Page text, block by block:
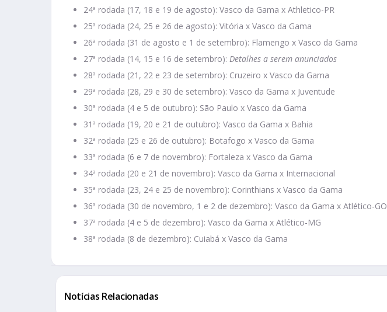
24ª rodada (17, 18 e 19 de agosto): Vasco da Gama x Athletico-PR
25ª rodada (24, 25 e 26 de agosto): Vitória x Vasco da Gama
26ª rodada (31 de agosto e 1 de setembro): Flamengo x Vasco da Gama
27ª rodada (14, 15 e 16 de setembro): Detalhes a serem anunciados
28ª rodada (21, 22 e 23 de setembro): Cruzeiro x Vasco da Gama
29ª rodada (28, 29 e 30 de setembro): Vasco da Gama x Juventude
30ª rodada (4 e 5 de outubro): São Paulo x Vasco da Gama
31ª rodada (19, 20 e 21 de outubro): Vasco da Gama x Bahia
32ª rodada (25 e 26 de outubro): Botafogo x Vasco da Gama
33ª rodada (6 e 7 de novembro): Fortaleza x Vasco da Gama
34ª rodada (20 e 21 de novembro): Vasco da Gama x Internacional
35ª rodada (23, 24 e 25 de novembro): Corinthians x Vasco da Gama
36ª rodada (30 de novembro, 1 e 2 de dezembro): Vasco da Gama x Atlético-GO
37ª rodada (4 e 5 de dezembro): Vasco da Gama x Atlético-MG
38ª rodada (8 de dezembro): Cuiabá x Vasco da Gama
Notícias Relacionadas